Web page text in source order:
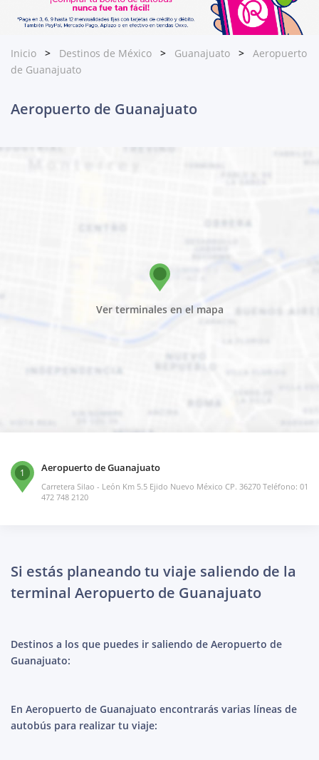
Inicio Destinos de México Guanajuato
Aeropuerto
de Guanajuato
Aeropuerto de Guanajuato
Ver terminales en el mapa
1 Aeropuerto de Guanajuato
Carretera Silao - León Km 5.5 Ejido Nuevo México CP. 36270 Teléfono: 01
472 748 2120
Si estás planeando tu viaje saliendo de la
terminal Aeropuerto de Guanajuato
Destinos a los que puedes ir saliendo de Aeropuerto de
Guanajuato:
En Aeropuerto de Guanajuato encontrarás varias líneas de
autobús para realizar tu viaje: